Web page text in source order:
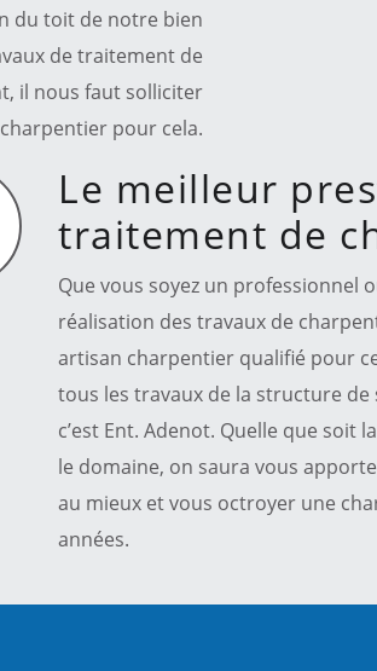
du toit de notre bien
de traitement de
il nous faut solliciter
pour cela.
Le meilleur
traitement de
Que vous soyez un professionnel
réalisation des travaux de
artisan charpentier qualifié pour
tous les travaux de la structure
c’est Ent. Adenot. Quelle que soit
le domaine, on saura vous
au mieux et vous octroyer une
années.